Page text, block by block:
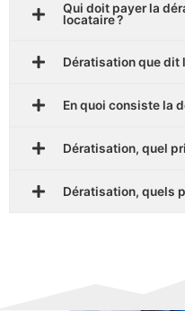
Qui doit payer la
locataire ?
Dératisation que dit
En quoi consiste la
Dératisation, quel
Dératisation, quels